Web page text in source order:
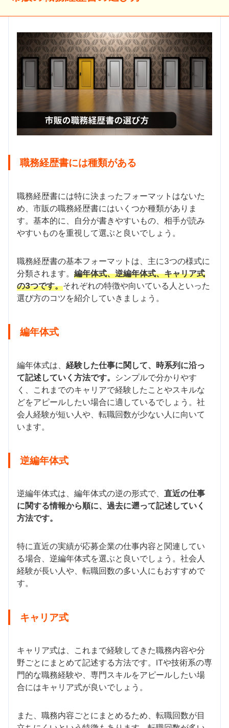
職務経歴書には種類がある
職務経歴書には特に決まったフォーマットはないた
め、市販の職務経歴書にはいくつか種類がありま
す。基本的に、自分が書きやすいもの、相手が読み
やすいものを重視して選ぶと良いでしょう。
職務経歴書の基本フォーマットは、主に3つの様式に
分類されます。 編年体式、逆編年体式、キャリア式
の3つです。それぞれの特徴や向いている人といった
選び方のコツを紹介していきましょう。
編年体式
編年体式は、 経験した仕事に関して、時系列に沿っ
て記述していく方法です。
シンプルで分かりやす
く、これまでのキャリアで経験したことやスキルな
どをアピールしたい場合に適しているでしょう。社
会人経験が短い人や、転職回数が少ない人に向いて
います。
逆編年体式
逆編年体式は、編年体式の逆の形式で、 直近の仕事
に関する情報から順に、過去に遡って記述していく
方法です。
特に直近の実績が応募企業の仕事内容と関連してい
る場合、逆編年体式を選ぶと良いでしょう。社会人
経験が長い人や、転職回数の多い人にもおすすめで
す。
キャリア式
キャリア式は、これまで経験してきた職務内容や分
野ごとにまとめて記述する方法です。ITや技術系の専
門的な職務経験や、専門スキルをアピールしたい場
合にはキャリア式が良いでしょう。
また、職務内容ごとにまとめるため、転職回数が目